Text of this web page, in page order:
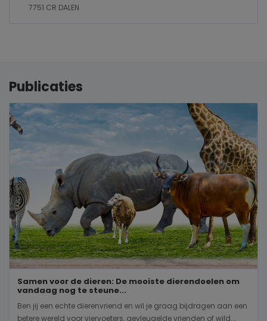
7751 CR DALEN
Publicaties
Samen voor de dieren: De mooiste dierendoelen om
vandaag nog te steune...
Ben jij een echte dierenvriend en wil je graag bijdragen aan een
betere wereld voor viervoeters, gevleugelde vrienden of wild...